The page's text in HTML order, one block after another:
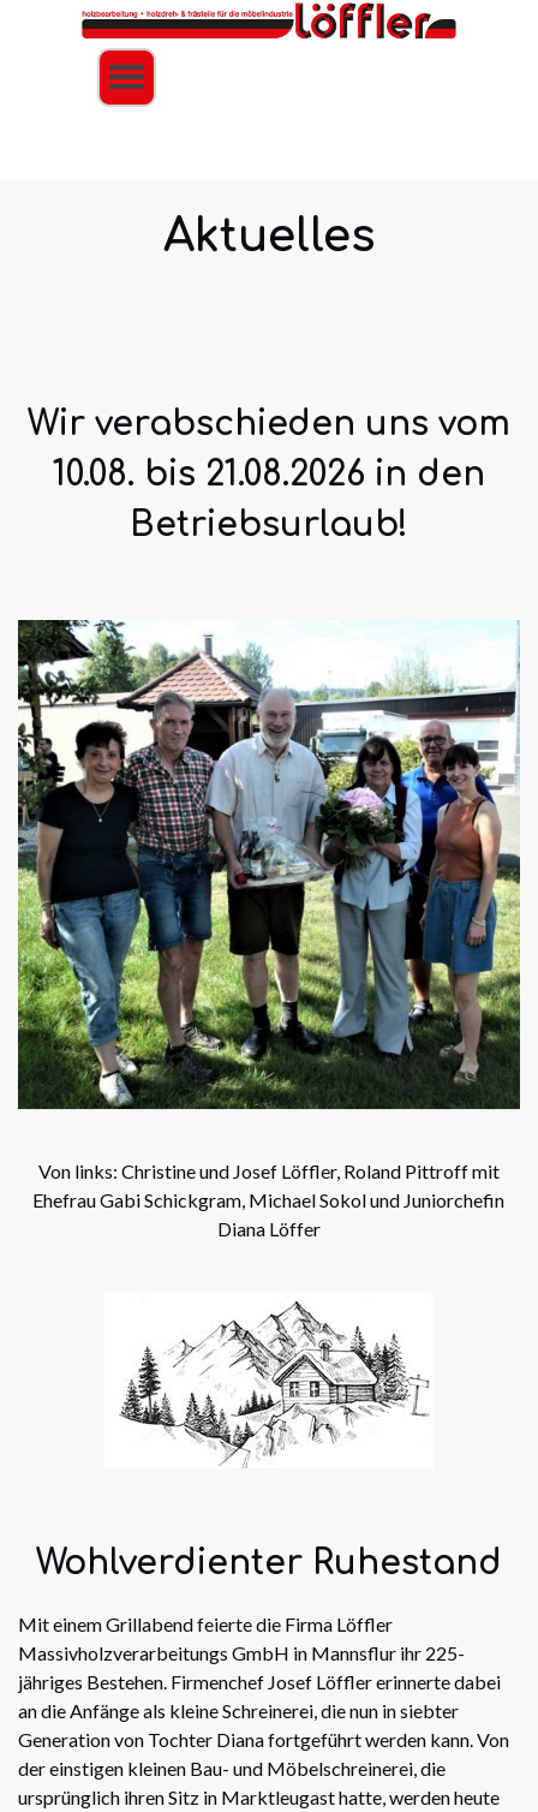
Aktuelles
Wir verabschieden uns vom
10.08. bis 21.08.2026 in den
Betriebsurlaub!
Von links: Christine und Josef Löffler, Roland Pittroff mit
Ehefrau Gabi Schickgram, Michael Sokol und Juniorchefin
Diana Löffer
Wohlverdienter Ruhestand
Mit einem Grillabend feierte die Firma Löffler
Massivholzverarbeitungs GmbH in Mannsflur ihr 225-
jähriges Bestehen. Firmenchef Josef Löffler erinnerte dabei
an die Anfänge als kleine Schreinerei, die nun in siebter
Generation von Tochter Diana fortgeführt werden kann. Von
der einstigen kleinen Bau- und Möbelschreinerei, die
ursprünglich ihren Sitz in Marktleugast hatte, werden heute